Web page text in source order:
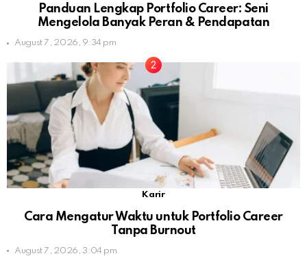
Panduan Lengkap Portfolio Career: Seni
Mengelola Banyak Peran & Pendapatan
August 7, 2026, 9:34 pm
Karir
Cara Mengatur Waktu untuk Portfolio Career
Tanpa Burnout
August 7, 2026, 3:04 pm